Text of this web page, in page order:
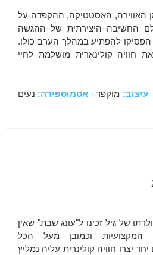
האווירה, האסטטיקה, ההקפדה על
החשיבה היצירתית של ההגשה
להפתיע במהלך הערב כולו.
חוויה קולינארית מושלמת לחיי
עיצוב: מוקפד אטמוספירה: נעים
של גיל זכינו ל"עונג שבת" שאין
המקצועיות וכמובן מעל הכל
יצרו חוויה קולינרית עליה נמליץ